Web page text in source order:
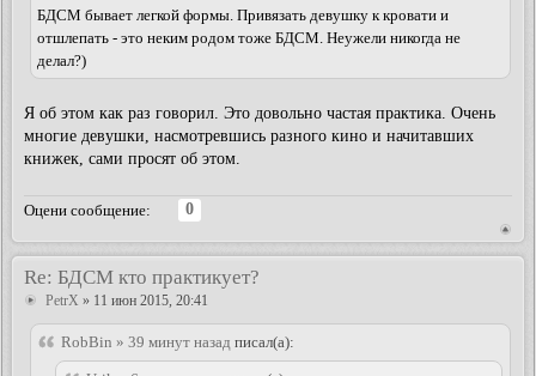
БДСМ бывает легкой формы. Привязать девушку к кровати и
отшлепать - это неким родом тоже БДСМ. Неужели никогда не
делал?)
Я об этом как раз говорил. Это довольно частая практика. Очень
многие девушки, насмотревшись разного кино и начитавших
книжек, сами просят об этом.
Оцени сообщение:
0
Re: БДСМ кто практикует?
PetrX » 11 июн 2015, 20:41
RobBin » 39 минут назад писал(а):